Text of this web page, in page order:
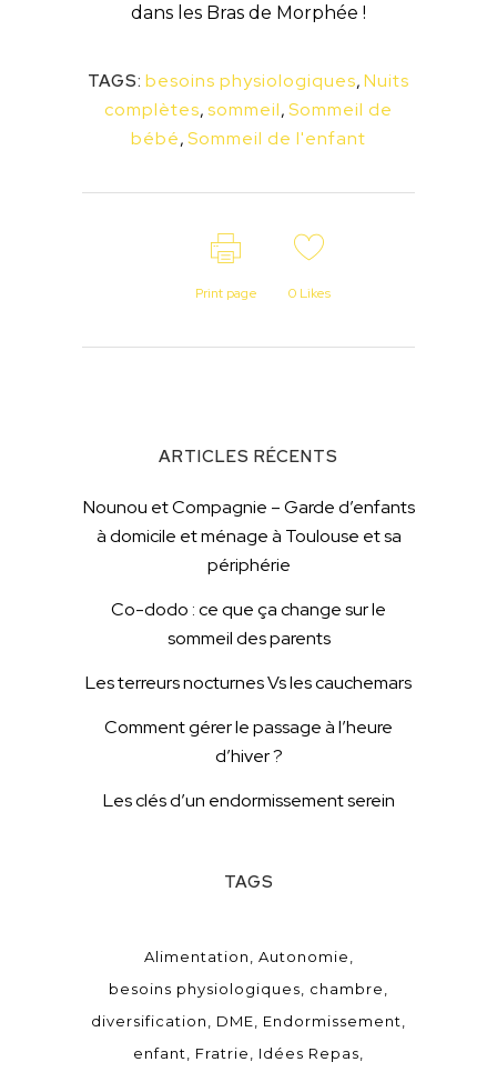
dans les Bras de Morphée !
TAGS: besoins physiologiques,Nuits
complètes,sommeil,Sommeil de
bébé,Sommeil de l'enfant
Print page 0Likes
ARTICLES RÉCENTS
Nounou et Compagnie – Garde d’enfants
à domicile et ménage à Toulouse et sa
périphérie
Co-dodo : ce que ça change sur le
sommeil des parents
Les terreurs nocturnes Vs les cauchemars
Comment gérer le passage à l’heure
d’hiver ?
Les clés d’un endormissement serein
TAGS
Alimentation
Autonomie
besoins physiologiques
chambre
diversification
DME
Endormissement
enfant
Fratrie
Idées Repas